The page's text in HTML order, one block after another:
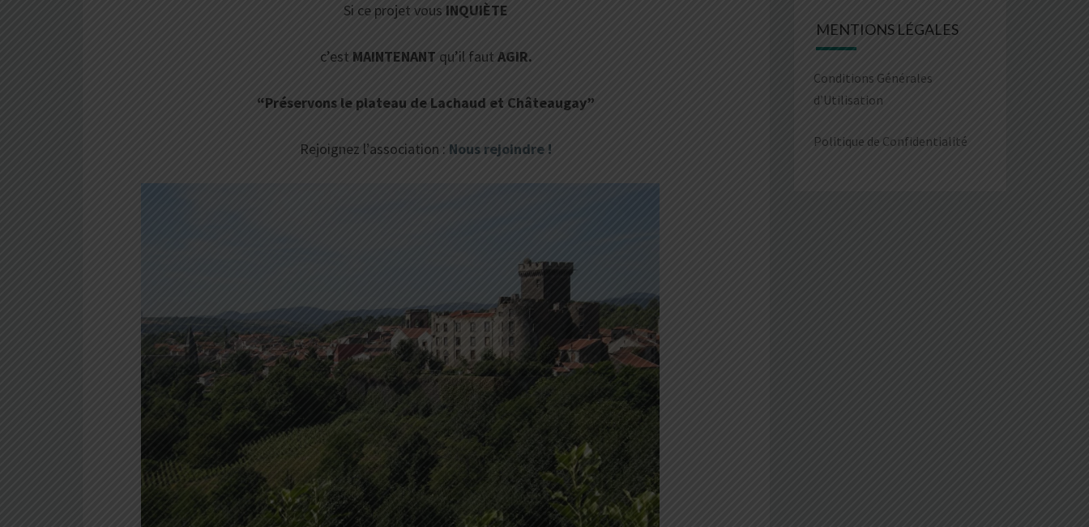
Si ce projet vous INQUIÈTE
c’est MAINTENANT qu’il faut AGIR.
“Préservons le plateau de Lachaud et Châteaugay”
Rejoignez l’association : Nous rejoindre !
MENTIONS LÉGALES
Conditions Générales
d’Utilisation
Politique de Confidentialité